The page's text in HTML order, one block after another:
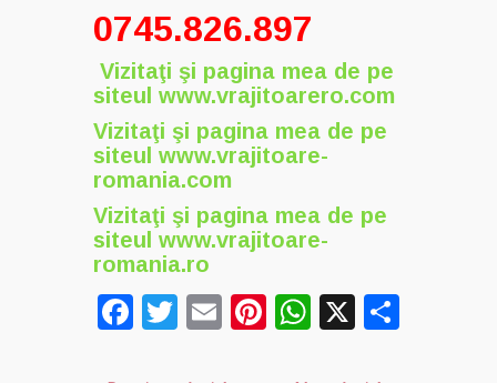
0745.826.897
Vizitaţi şi pagina mea de pe
siteul www.vrajitoarero.com
Vizitaţi şi pagina mea de pe
siteul www.vrajitoare-
romania.com
Vizitaţi şi pagina mea de pe
siteul www.vrajitoare-
romania.ro
Facebook
Twitter
EmailPinterest
WhatsApp
X